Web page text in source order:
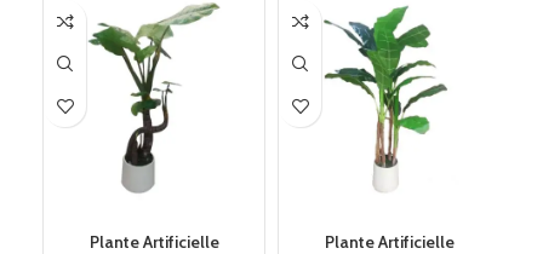
Plante Artificielle
Plante Artificielle